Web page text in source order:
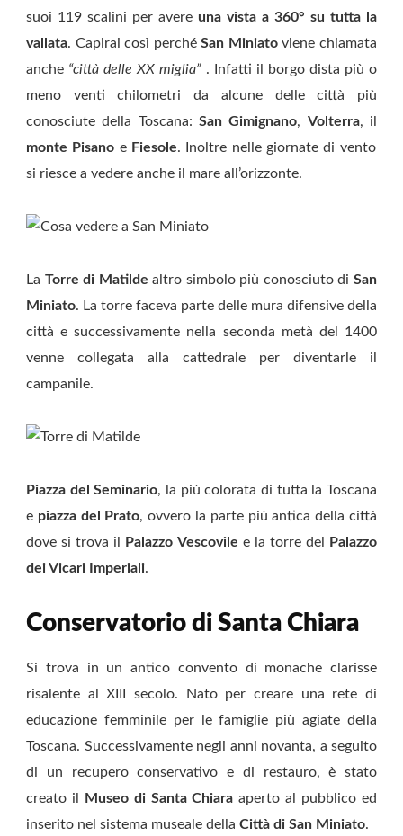
suoi 119 scalini per avere una vista a 360° su tutta la
vallata. Capirai così perchéSan Miniatoviene chiamata
anche “città delle XX miglia” . Infatti il borgo dista più o
meno venti chilometri da alcune delle città più
conosciute della Toscana: San Gimignano, Volterra, il
monte Pisano e Fiesole. Inoltre nelle giornate di vento
si riesce a vedere anche il mare all’orizzonte.
La Torre di Matilde altro simbolo più conosciuto diSan
Miniato. La torre faceva parte delle mura difensive della
città e successivamente nella seconda metà del 1400
venne collegata alla cattedrale per diventarle il
campanile.
Piazza del Seminario, la più colorata di tutta la Toscana
e piazza del Prato, ovvero la parte più antica della città
dove si trova il
Palazzo Vescovile e la torre del
Palazzo
dei Vicari Imperiali.
Conservatorio di Santa Chiara
Si trova in un antico convento di monache clarisse
risalente al XIII secolo. Nato per creare una rete di
educazione femminile per le famiglie più agiate della
Toscana. Successivamente negli anni novanta, a seguito
di un recupero conservativo e di restauro, è stato
creato il
Museo di Santa Chiara aperto al pubblico ed
inserito nel sistema museale della Città di San Miniato.